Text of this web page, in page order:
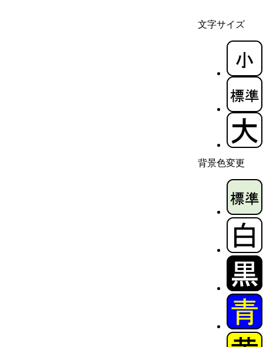
文字サイズ
背景色変更